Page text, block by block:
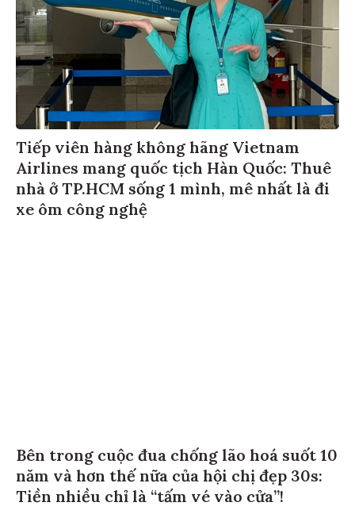
Tiếp viên hàng không hãng Vietnam
Airlines mang quốc tịch Hàn Quốc: Thuê
nhà ở TP.HCM sống 1 mình, mê nhất là đi
xe ôm công nghệ
Bên trong cuộc đua chống lão hoá suốt 10
năm và hơn thế nữa của hội chị đẹp 30s:
Tiền nhiều chỉ là “tấm vé vào cửa”!